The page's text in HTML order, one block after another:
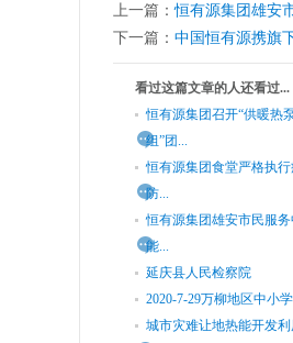
上一篇：恒有源集团雄安
下一篇： 中国恒有源携旗
看过这篇文章的人还看过...
恒有源集团召开“供暖热
组”团...
恒有源集团食堂严格执
防...
恒有源集团雄安市民服
能...
延庆县人民检察院
2020-7-29万柳地区中小
城市灾难让地热能开发